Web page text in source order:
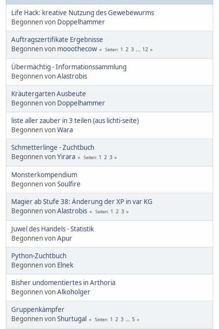
Life Hack: kreative Nutzung des Gewebewurms
Begonnen von Doppelhammer
Auftragszertifikate Ergebnisse
Begonnen von mooothecow Seiten 1 2 3 ... 12
Übermächtig - Informationssammlung
Begonnen vonAlastrobis
Kräutergarten Ausbeute
Begonnen von Doppelhammer
liste aller zauber in 3 teilen (aus lichti-seite)
Begonnen vonWara
Schmetterlinge - Zuchtbuch
Begonnen vonYirara Seiten 1 2 3
Monsterkompendium
Begonnen vonSoulfire
Magier ab Stufe 38: Änderung der XP in var KG
Begonnen vonAlastrobis Seiten 1 2 3
Juwel des Handels - Statistik
Begonnen vonApur
Python-Zuchtbuch
Begonnen von Elnek
Bisher undomentiertes in Arthoria
Begonnen vonAlkoholger
Gruppenkämpfer
Begonnen vonShurtugal Seiten 1 2 3 ... 5